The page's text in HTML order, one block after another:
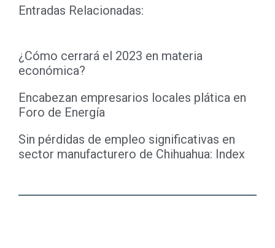
Entradas Relacionadas:
¿Cómo cerrará el 2023 en materia
económica?
Encabezan empresarios locales plática en
Foro de Energía
Sin pérdidas de empleo significativas en
sector manufacturero de Chihuahua: Index